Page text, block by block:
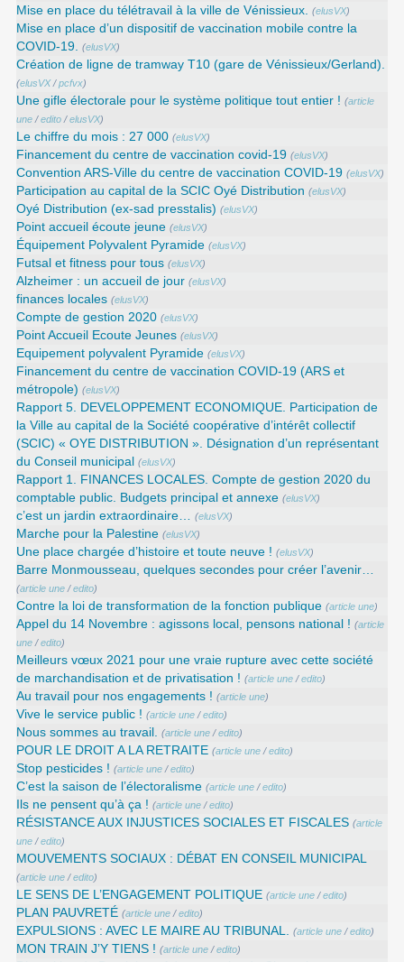
Mise en place du télétravail à la ville de Vénissieux. (elusVX)
Mise en place d’un dispositif de vaccination mobile contre la
COVID-19.
(elusVX)
Création de ligne de tramway T10 (gare de Vénissieux/Gerland).
(elusVX/pcfvx)
Une gifle électorale pour le système politique tout entier ! (article
une /edito /elusVX)
Le chiffre du mois : 27 000 (elusVX)
Financement du centre de vaccination covid-19 (elusVX)
Convention ARS‑Ville du centre de vaccination COVID‑19 (elusVX)
Participation au capital de la SCIC Oyé Distribution (elusVX)
Oyé Distribution (ex-sad presstalis) (elusVX)
Point accueil écoute jeune (elusVX)
Équipement Polyvalent Pyramide (elusVX)
Futsal et fitness pour tous (elusVX)
Alzheimer : un accueil de jour (elusVX)
finances locales (elusVX)
Compte de gestion 2020 (elusVX)
Point Accueil Ecoute Jeunes (elusVX)
Equipement polyvalent Pyramide (elusVX)
Financement du centre de vaccination COVID-19 (ARS et
métropole) (elusVX)
Rapport 5. DEVELOPPEMENT ECONOMIQUE. Participation de
la Ville au capital de la Société coopérative d’intérêt collectif
(SCIC) « OYE DISTRIBUTION ». Désignation d’un représentant
du Conseil municipal (elusVX)
Rapport 1. FINANCES LOCALES. Compte de gestion 2020 du
comptable public. Budgets principal et annexe (elusVX)
c’est un jardin extraordinaire… (elusVX)
Marche pour la Palestine (elusVX)
Une place chargée d’histoire et toute neuve ! (elusVX)
Barre Monmousseau, quelques secondes pour créer l’avenir…
(article une /edito)
Contre la loi de transformation de la fonction publique (article une)
Appel du 14 Novembre : agissons local, pensons national ! (article
une /edito)
Meilleurs vœux 2021 pour une vraie rupture avec cette société
de marchandisation et de privatisation ! (article une /edito)
Au travail pour nos engagements ! (article une)
Vive le service public ! (article une /edito)
Nous sommes au travail. (article une /edito)
POUR LE DROIT A LA RETRAITE (article une /edito)
Stop pesticides ! (article une /edito)
C’est la saison de l’électoralisme (article une /edito)
Ils ne pensent qu’à ça ! (article une /edito)
RÉSISTANCE AUX INJUSTICES SOCIALES ET FISCALES (article
une /edito)
MOUVEMENTS SOCIAUX : DÉBAT EN CONSEIL MUNICIPAL
(article une /edito)
LE SENS DE L’ENGAGEMENT POLITIQUE (article une /edito)
PLAN PAUVRETÉ (article une /edito)
EXPULSIONS : AVEC LE MAIRE AU TRIBUNAL. (article une /edito)
MON TRAIN J’Y TIENS ! (article une /edito)